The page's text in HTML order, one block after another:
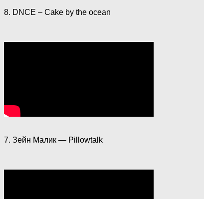
8. DNCE – Cake by the ocean
7. Зейн Малик — Pillowtalk